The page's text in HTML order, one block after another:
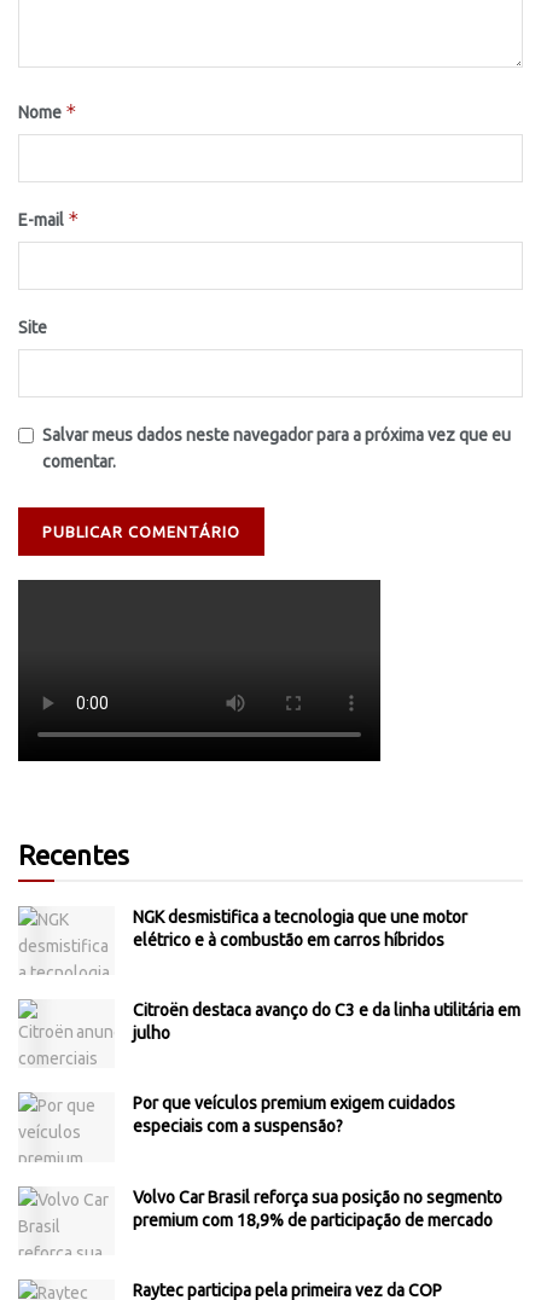
Nome *
E-mail *
Site
Salvar meus dados neste navegador para a próxima vez que eu
comentar.
Recentes
NGK desmistifica a tecnologia que une motor
elétrico e à combustão em carros híbridos
Citroën destaca avanço do C3 e da linha utilitária em
julho
Por que veículos premium exigem cuidados
especiais com a suspensão?
Volvo Car Brasil reforça sua posição no segmento
premium com 18,9% de participação de mercado
Raytec participa pela primeira vez da COP